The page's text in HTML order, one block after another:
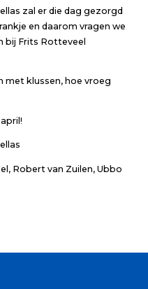
zal er die dag gezorgd
en daarom vragen we
bij Frits Rotteveel
met klussen, hoe vroeg
Robert van Zuilen, Ubbo